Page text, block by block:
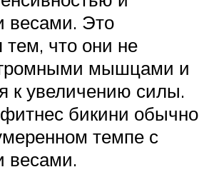
весами. Это
тем, что они не
мышцами и
к увеличению силы.
бикини обычно
темпе с
весами.